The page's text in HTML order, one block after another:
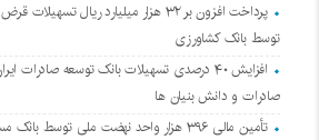
پرداخت افزون بر ۳۲ هزار میلیارد ریال
توسط بانک کشاورزی
افزایش ۴۰ درصدی تسهیلات بانک توسعه
صادرات و دانش بنیان ها
تأمین مالی ۳۹۶ هزار واحد نهضت ملی توسط بانک مسکن